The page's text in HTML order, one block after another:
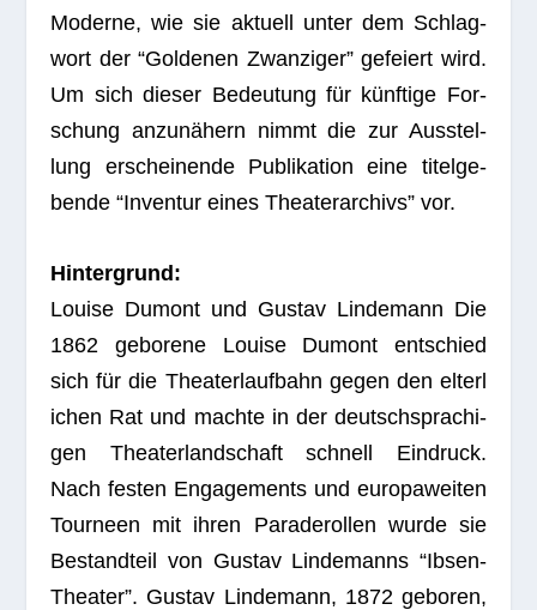
Moderne, wie sie aktu­ell unter dem Schlag­
wort der “Gol­de­nen Zwan­zi­ger” gefei­ert wird.
Um sich die­ser Bedeu­tung für künf­tige For­
schung anzu­nä­hern nimmt die zur Aus­stel­
lung erschei­nende Publi­ka­tion eine titel­ge­
bende “Inven­tur eines Thea­ter­ar­chivs” vor.
Hin­ter­grund:
Louise Dumont und Gus­tav Lin­de­mann Die
1862 gebo­rene Louise Dumont ent­schied
sich für die Thea­ter­lauf­bahn gegen den elter­l
i­chen Rat und machte in der deutsch­spra­chi­
gen Thea­ter­land­schaft schnell Ein­druck.
Nach fes­ten Enga­ge­ments und euro­pa­wei­ten
Tour­neen mit ihren Para­de­rol­len wurde sie
Bestand­teil von Gus­tav Lin­de­manns “Ibsen-
Thea­ter”. Gus­tav Lin­de­mann, 1872 gebo­ren,